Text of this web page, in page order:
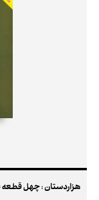
هزاردستان : چهل قطعه